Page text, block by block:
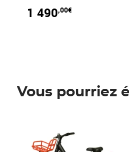
1 490,00€
Vous pourriez